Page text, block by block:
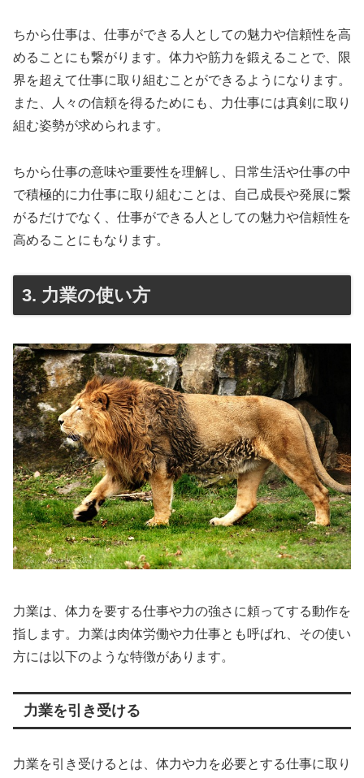
ちから仕事は、仕事ができる人としての魅力や信頼性を高
めることにも繋がります。体力や筋力を鍛えることで、限
界を超えて仕事に取り組むことができるようになります。
また、人々の信頼を得るためにも、力仕事には真剣に取り
組む姿勢が求められます。
ちから仕事の意味や重要性を理解し、日常生活や仕事の中
で積極的に力仕事に取り組むことは、自己成長や発展に繋
がるだけでなく、仕事ができる人としての魅力や信頼性を
高めることにもなります。
3. 力業の使い方
力業は、体力を要する仕事や力の強さに頼ってする動作を
指します。力業は肉体労働や力仕事とも呼ばれ、その使い
方には以下のような特徴があります。
力業を引き受ける
力業を引き受けるとは、体力や力を必要とする仕事に取り